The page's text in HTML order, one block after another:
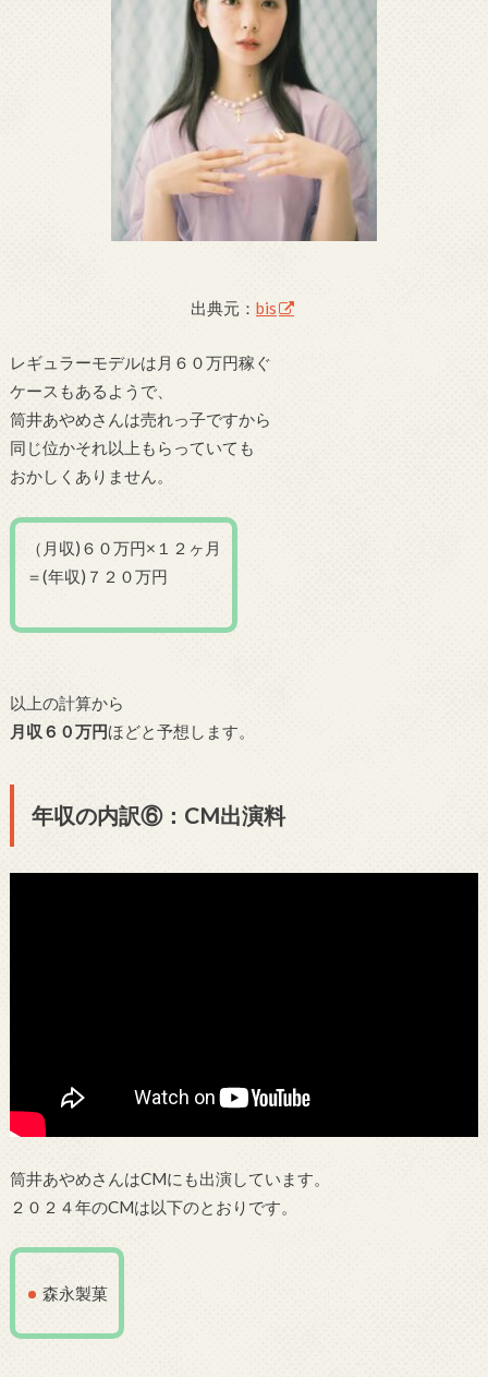
出典元： bis
レギュラーモデルは月６０万円稼ぐ
ケースもあるようで、
筒井あやめさんは売れっ子ですから
同じ位かそれ以上もらっていても
おかしくありません。
（月収)６０万円×１２ヶ月
＝(年収)７２０万円
以上の計算から
月収６０万円ほどと予想します。
年収の内訳⑥：CM出演料
筒井あやめさんはCMにも出演しています。
２０２４年のCMは以下のとおりです。
森永製菓